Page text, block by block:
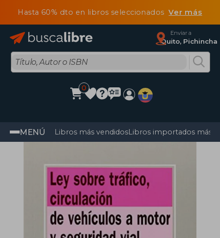
Hasta 60% dto en libros seleccionadosVer más
Enviar a
Quito, Pichincha
0
MENÚ Libros más vendidosLibros importados más